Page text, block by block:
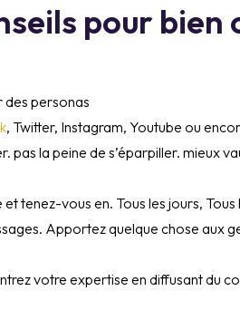
pour
des personas
, Twitter, Instagram, Youtube ou
pas la peine de s’éparpiller. mieux
tenez-vous en. Tous les jours, Tous
Apportez quelque chose aux
votre expertise en diffusant du